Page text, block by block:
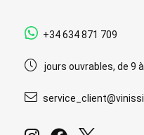
+34 634 871 709
jours ouvrables, de 9